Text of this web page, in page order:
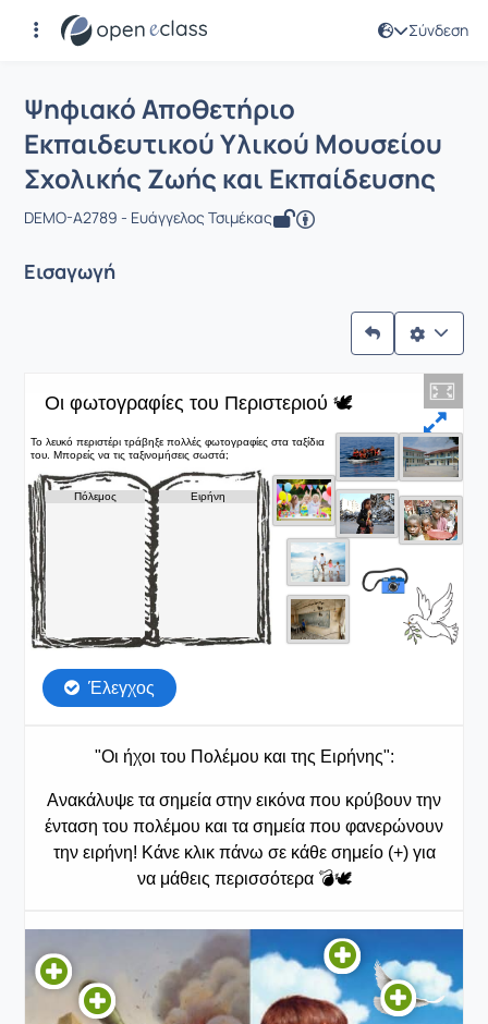
Σύνδεση
Μάθημα : Ψηφιακό Αποθετήριο
Ψηφιακό Αποθετήριο
Εκπαιδευτικού Υλικού Μουσείου
Σχολικής Ζωής και Εκπαίδευσης
DEMO-A2789 - Ευάγγελος Τσιμέκας
Εισαγωγή